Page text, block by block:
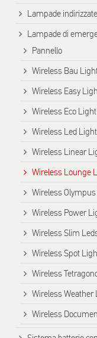
Lampade indirizzate
Lampade di
Pannello
Wireless Bau
Wireless Easy
Wireless Eco Light
Wireless Led
Wireless Linear
Wireless Lounge
Wireless
Wireless Power
Wireless Slim
Wireless Spot
Wireless
Wireless Weather
Wireless